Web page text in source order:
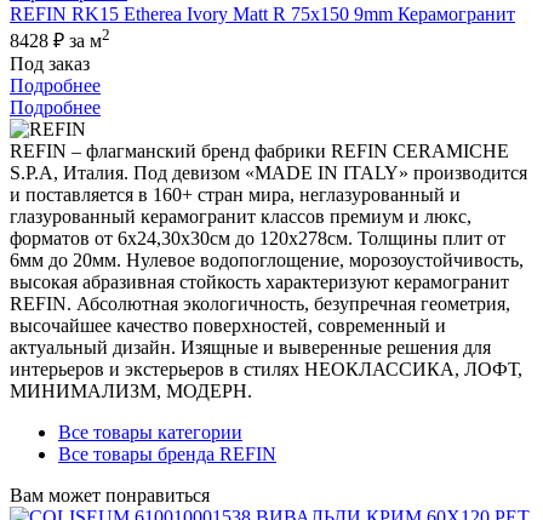
REFIN RK15 Etherea Ivory Matt R 75x150 9mm Керамогранит
8428 ₽ за м2
Под заказ
Подробнее
Подробнее
REFIN – флагманский бренд фабрики REFIN CERAMICHE
S.P.A, Италия. Под девизом «MADE IN ITALY» производится
и поставляется в 160+ стран мира, неглазурованный и
глазурованный керамогранит классов премиум и люкс,
форматов от 6х24,30х30см до 120х278см. Толщины плит от
6мм до 20мм. Нулевое водопоглощение, морозоустойчивость,
высокая абразивная стойкость характеризуют керамогранит
REFIN. Абсолютная экологичность, безупречная геометрия,
высочайшее качество поверхностей, современный и
актуальный дизайн. Изящные и выверенные решения для
интерьеров и экстерьеров в стилях НЕОКЛАССИКА, ЛОФТ,
МИНИМАЛИЗМ, МОДЕРН.
Все товары категории
Все товары бренда REFIN
Вам может понравиться